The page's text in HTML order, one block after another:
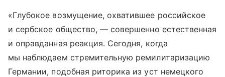
«Глубокое возмущение, охватившее российское
и сербское общество, — совершенно естественная
и оправданная реакция. Сегодня, когда
мы наблюдаем стремительную ремилитаризацию
Германии, подобная риторика из уст немецкого